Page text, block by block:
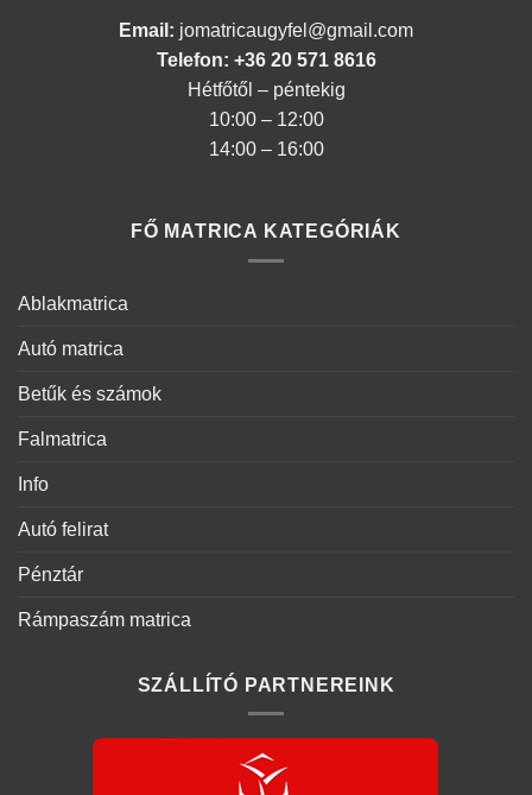
Email: jomatricaugyfel@gmail.com
Telefon: +36 20 571 8616
Hétfőtől – péntekig
10:00 – 12:00
14:00 – 16:00
FŐ MATRICA KATEGÓRIÁK
Ablakmatrica
Autó matrica
Betűk és számok
Falmatrica
Info
Autó felirat
Pénztár
Rámpaszám matrica
SZÁLLÍTÓ PARTNEREINK